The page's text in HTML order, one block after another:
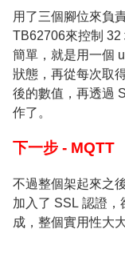
用了三個腳位來負
TB62706來控制 32
簡單，就是用一個
狀態，再從每次取
後的數值，再透過
作了。
下一步 - MQTT
不過整個架起來之
加入了 SSL 認證
成，整個實用性大